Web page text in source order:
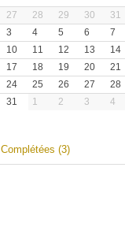
27 28 29 30 31
3 4 5 6 7
10 11 12 13 14
17 18 19 20 21
24 25 26 27 28
31 1 2 3 4
Complétées (3)